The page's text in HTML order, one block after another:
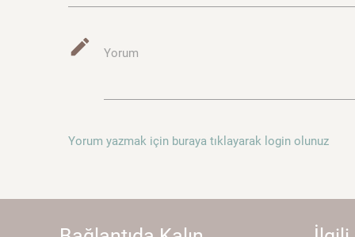
mode_edit Yorum
Yorum yazmak için buraya tıklayarak login olunuz